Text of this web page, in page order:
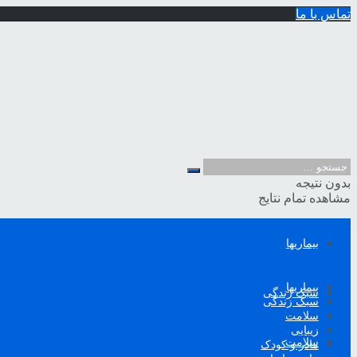
تماس با ما
بدون نتیجه
مشاهده تمام نتایج
بیماریها
سبک زندگی
سلامت
بیماریها
سبک زندگی
سلامت
زیبایی
مادر و کودک